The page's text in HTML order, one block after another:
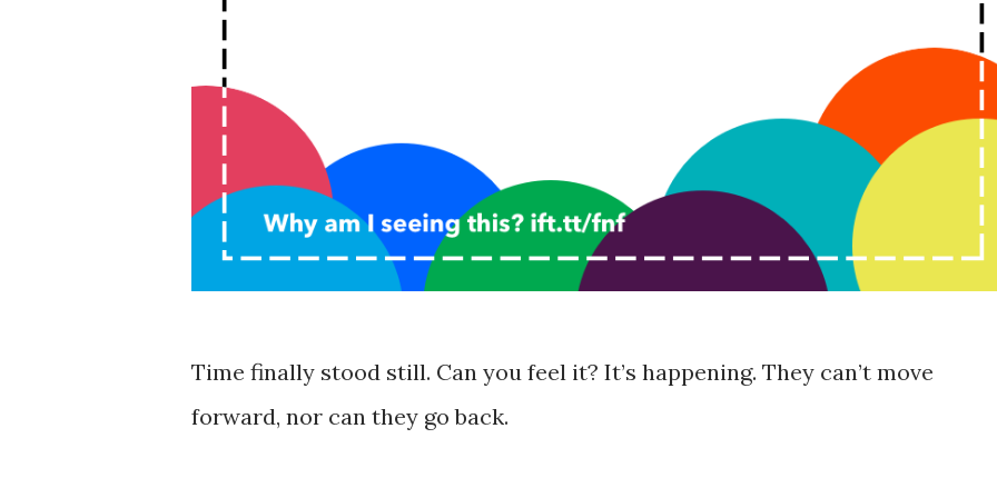
Time finally stood still. Can you feel it? It’s happening. They can’t move
forward, nor can they go back.